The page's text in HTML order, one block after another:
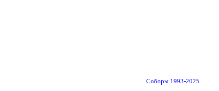
Соборы 1993-2025